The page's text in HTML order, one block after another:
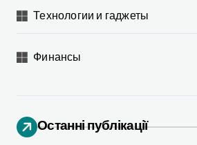
Технологии и гаджеты
Финансы
Останні публікації